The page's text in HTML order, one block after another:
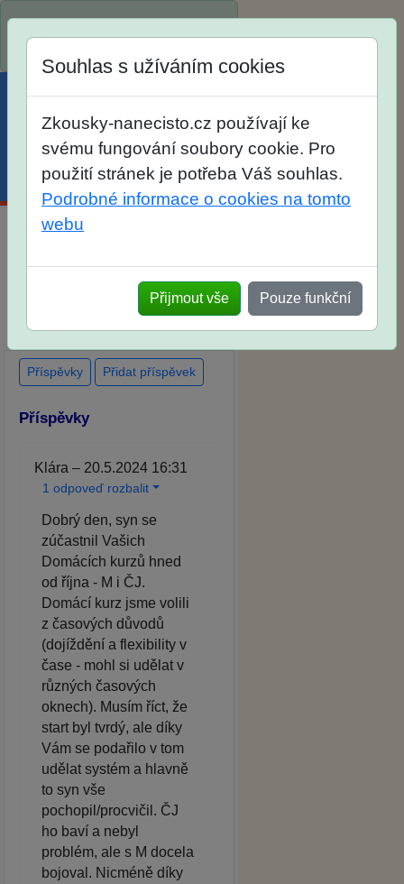
Menu Účet Košík
po skutečných přijímacích
zkouškách
Souhlas s užíváním cookies
Zkousky-nanecisto.cz používají ke
svému fungování soubory cookie. Pro
použití stránek je potřeba Váš souhlas.
Podrobné informace o cookies na tomto
webu
Přijmout vše Pouze funkční
Příspěvky Přidat příspěvek
Příspěvky
Klára – 20.5.2024 16:31
1 odpoveď rozbalit
Dobrý den, syn se
zúčastnil Vašich
Domácích kurzů hned
od října - M i ČJ.
Domácí kurz jsme volili
z časových důvodů
(dojíždění a flexibility v
čase - mohl si udělat v
různých časových
oknech). Musím říct, že
start byl tvrdý, ale díky
Vám se podařilo v tom
udělat systém a hlavně
to syn vše
pochopil/procvičil. ČJ
ho baví a nebyl
problém, ale s M docela
bojoval. Nicméně díky